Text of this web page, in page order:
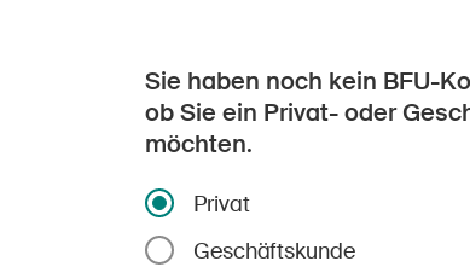
Sie haben noch kein BFU-
ob Sie ein Privat- oder
möchten.
Privat
Geschäftskunde